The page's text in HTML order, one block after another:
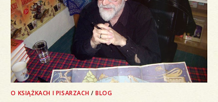
O KSIĄŻKACH I PISARZACH /BLOG